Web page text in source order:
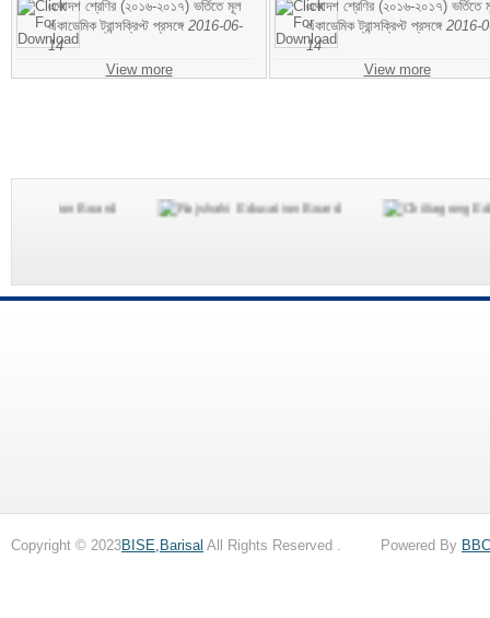
একাদশ শ্রেণির (২০১৬-২০১৭) ভর্তিতে মূল
একাডেমিক ট্রান্সক্রিপ্ট প্রসঙ্গে 2016-06-
14
View more
একাদশ শ্রেণির (২০১৬-২০১৭) ভর্তিতে
একাডেমিক ট্রান্সক্রিপ্ট প্রসঙ্গে 2016-
14
View more
Copyright © 2023BISE,Barisal All Rights Reserved . Powered By